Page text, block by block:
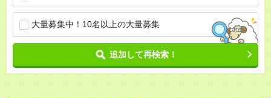
大量募集中！10名以上の大量募集
追加して再検索！